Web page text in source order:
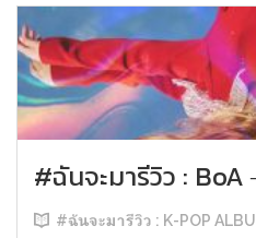
#ฉันจะมารีวิว :
#ฉันจะมารีวิว : K-POP